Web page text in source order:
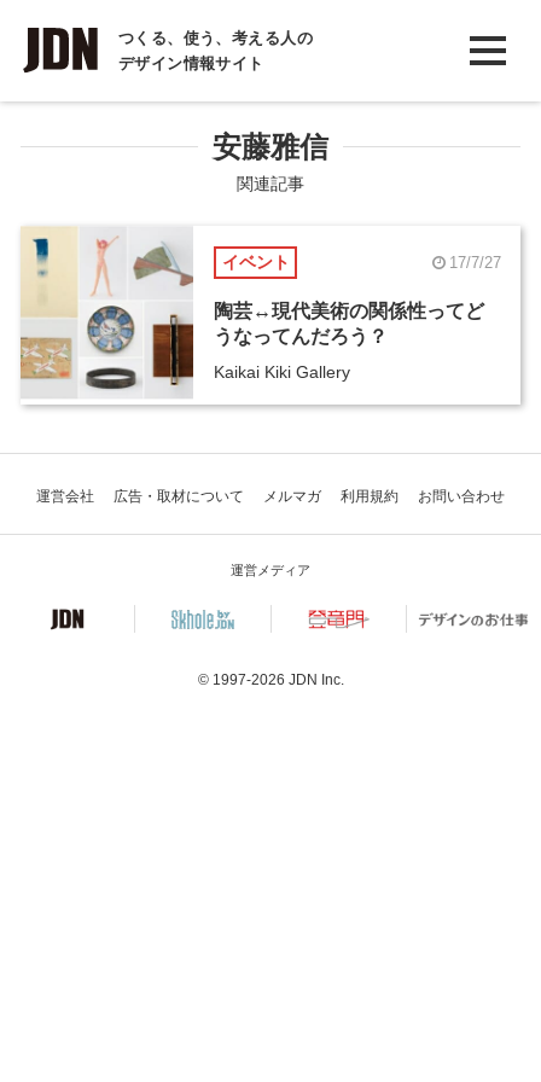
つくる、使う、考える人の
デザイン情報サイト
INTERVIEW
インタビュー
COLUMN
コラム
安藤雅信
関連記事
イベント 17/7/27
陶芸↔現代美術の関係性ってど
うなってんだろう？
Kaikai Kiki Gallery
運営会社 広告・取材について メルマガ 利用規約 お問い合わせ
運営メディア
© 1997-2026 JDN Inc.